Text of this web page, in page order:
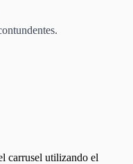
carrusel utilizando el